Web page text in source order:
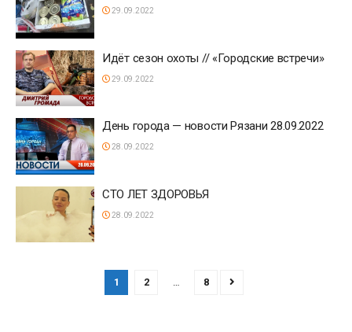
29.09.2022
Идёт сезон охоты // «Городские встречи»
29.09.2022
День города — новости Рязани 28.09.2022
28.09.2022
СТО ЛЕТ ЗДОРОВЬЯ
28.09.2022
1 2 … 8